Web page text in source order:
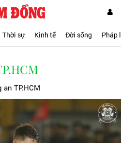
Thời sự Kinh tế Đời sống Pháp
TP.HCM